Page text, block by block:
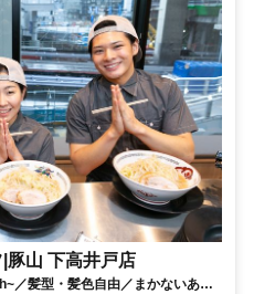
豚山 下高井戸店
／髪型・髪色自由／まかないあり